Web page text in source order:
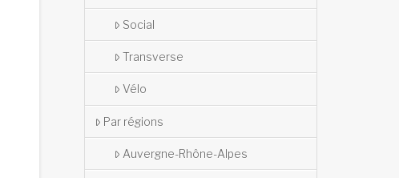
Social
Transverse
Vélo
Par régions
Auvergne-Rhône-Alpes